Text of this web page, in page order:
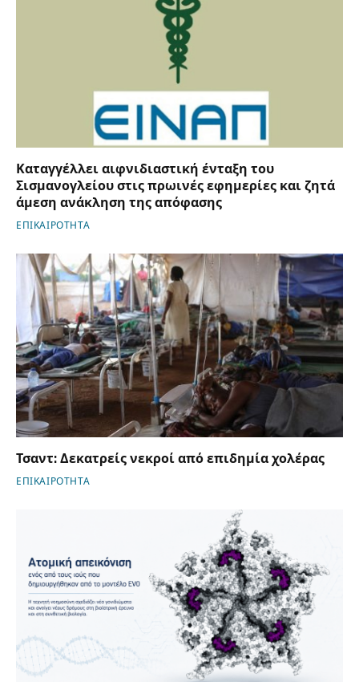
Καταγγέλλει αιφνιδιαστική ένταξη του
Σισμανογλείου στις πρωινές εφημερίες και ζητά
άμεση ανάκληση της απόφασης
ΕΠΙΚΑΙΡΟΤΗΤΑ
Τσαντ: Δεκατρείς νεκροί από επιδημία χολέρας
ΕΠΙΚΑΙΡΟΤΗΤΑ